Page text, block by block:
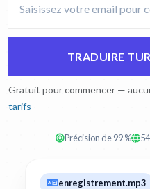
TRADUIRE
Gratuit pour commencer —
tarifs
Précision de 99 %
enregistrement.mp3